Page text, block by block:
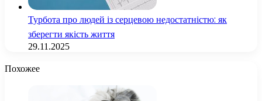
Турбота про людей із серцевою недостатністю: як
зберегти якість життя
29.11.2025
Похожее